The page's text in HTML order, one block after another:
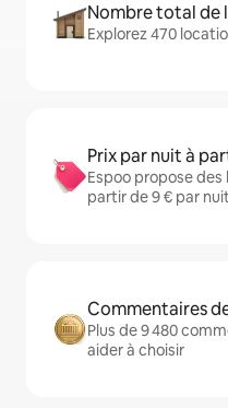
Nombre total de
Explorez 470
Prix par nuit à
Espoo propose
partir de 9 € par
Commentaires
Plus de 9 480
aider à choisir